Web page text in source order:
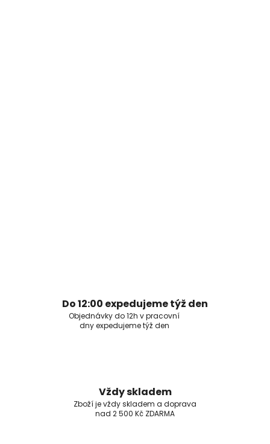
Do 12:00 expedujeme týž den
Objednávky do 12h v pracovní
dny expedujeme týž den
Vždy skladem
Zboží je vždy skladem a doprava
nad 2 500 Kč ZDARMA